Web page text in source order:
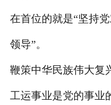
在首位的就是“坚持
领导”。
鞭策中华民族伟大复
工运事业是党的事业